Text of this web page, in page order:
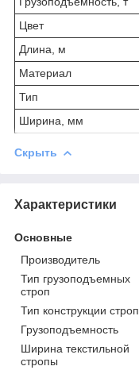
Цвет
Длина, м
Материал
Тип
Ширина, мм
Скрыть
Характеристики
Основные
Производитель
Тип грузоподъемных
строп
Тип конструкции строп
Грузоподъемность
Ширина текстильной
стропы